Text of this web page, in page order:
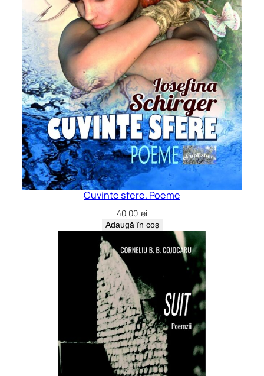
Cuvinte sfere. Poeme
40,00lei
Adaugă în coș